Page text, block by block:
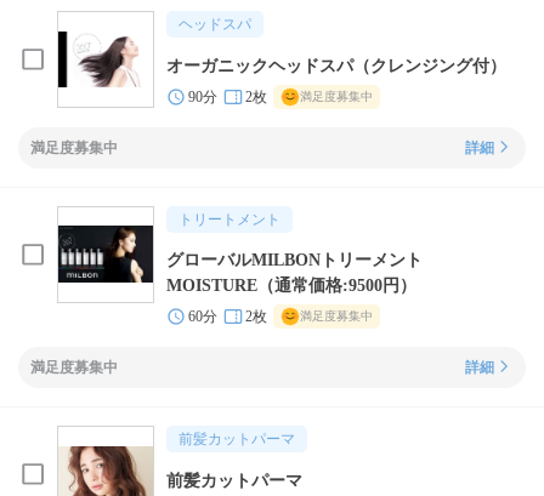
ヘッドスパ
オーガニックヘッドスパ（クレンジング付）
90分 2枚 満足度募集中
満足度募集中 詳細
トリートメント
グローバルMILBONトリーメント
MOISTURE（通常価格:9500円）
60分 2枚 満足度募集中
満足度募集中 詳細
前髪カットパーマ
前髪カットパーマ